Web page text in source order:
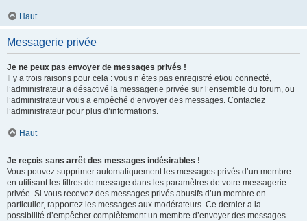
Haut
Messagerie privée
Je ne peux pas envoyer de messages privés !
Il y a trois raisons pour cela : vous n’êtes pas enregistré et/ou connecté,
l’administrateur a désactivé la messagerie privée sur l’ensemble du forum, ou
l’administrateur vous a empêché d’envoyer des messages. Contactez
l’administrateur pour plus d’informations.
Haut
Je reçois sans arrêt des messages indésirables !
Vous pouvez supprimer automatiquement les messages privés d’un membre
en utilisant les filtres de message dans les paramètres de votre messagerie
privée. Si vous recevez des messages privés abusifs d’un membre en
particulier, rapportez les messages aux modérateurs. Ce dernier a la
possibilité d’empêcher complètement un membre d’envoyer des messages